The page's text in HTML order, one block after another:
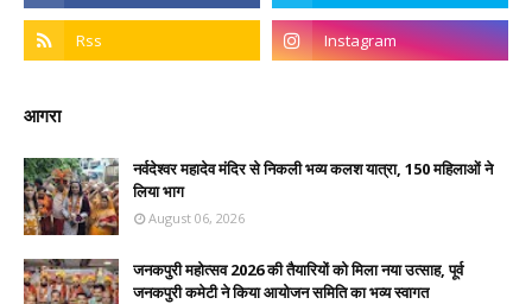
आगरा
नर्वदेश्वर महादेव मंदिर से निकली भव्य कलश यात्रा, 150 महिलाओं ने
लिया भाग
August 06, 2026
जनकपुरी महोत्सव 2026 की तैयारियों को मिला नया उत्साह, पूर्व
जनकपुरी कमेटी ने किया आयोजन समिति का भव्य स्वागत